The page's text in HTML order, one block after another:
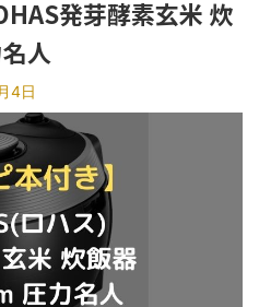
発芽酵素玄米 炊
人
4日